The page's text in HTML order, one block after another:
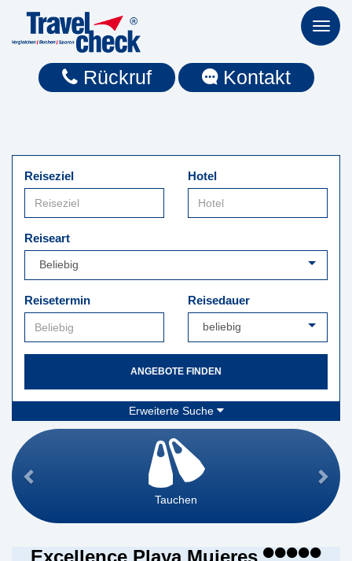
Toggle
Rückruf Kontakt
Reiseziel Hotel
Reiseart
Reisetermin Reisedauer
ANGEBOTE FINDEN
Erweiterte Suche
Tauchen
Excellence Playa Mujeres